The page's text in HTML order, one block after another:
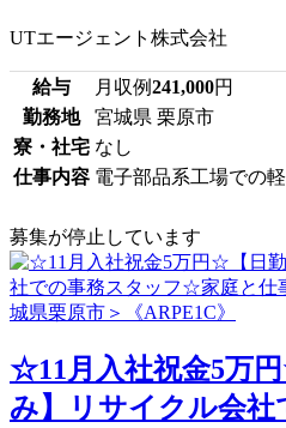
UTエージェント株式会社
給与 月収例241,000円
勤務地
宮城県 栗原市
寮・社宅 なし
仕事内容 電子部品系工場での
募集が停止しています
☆11月入社祝金5万
み】リサイクル会社